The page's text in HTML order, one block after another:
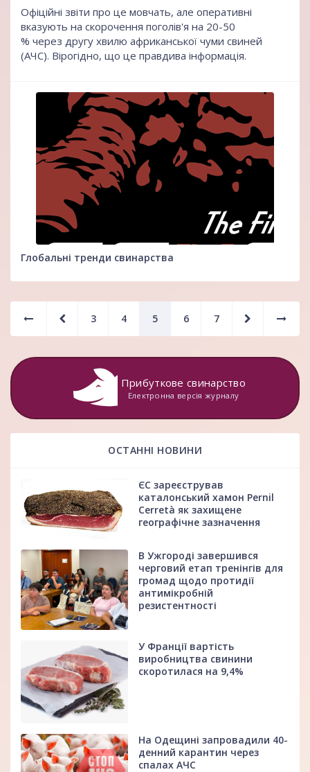
Офіційні звіти про це мовчать, але оперативні
вказують на скорочення поголів'я на 20-50
% через другу хвилю африканської чуми свиней
(АЧС). Вірогідно, що це правдива інформація.
Глобальні тренди свинарства
3 4 5 6 7
Прибуткове свинарство
Електронна версія журналу
ОСТАННІ НОВИНИ
ЄС зареєстрував
каталонський хамон Pernil
Cerretà як захищене
географічне зазначення
В Ужгороді завершився
черговий етап тренінгів для
громад щодо протидії
антимікробній
резистентності
У Франції вартість
виробництва свинини
скоротилася на 9,4%
На Одещині запровадили 40-
денний карантин через
спалах АЧС